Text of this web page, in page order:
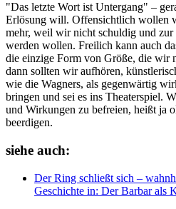
"Das letzte Wort ist Untergang" –
Erlösung will. Offensichtlich wollen
mehr, weil wir nicht schuldig und zur
werden wollen. Freilich kann auch
die einzige Form von Größe, die wir
dann sollten wir aufhören,
wie die Wagners, als gegenwärtig
bringen und sei es ins Theaterspiel.
und Wirkungen zu befreien, heißt ja
beerdigen.
siehe auch:
Der Ring schließt sich –
Geschichte in: Der Barbar als